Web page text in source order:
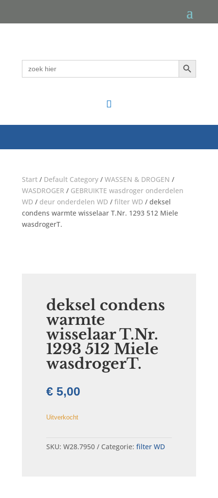
Zoek
naar:
Zoekknop

Start/ Default Category/ WASSEN & DROGEN /
WASDROGER/ GEBRUIKTE wasdroger onderdelen
WD/ deur onderdelen WD/ filter WD/ deksel
condens warmte wisselaar T.Nr. 1293 512 Miele
wasdrogerT.
deksel condens
warmte
wisselaar T.Nr.
1293 512 Miele
wasdrogerT.
€5,00
Uitverkocht
SKU: W28.7950 Categorie: filter WD